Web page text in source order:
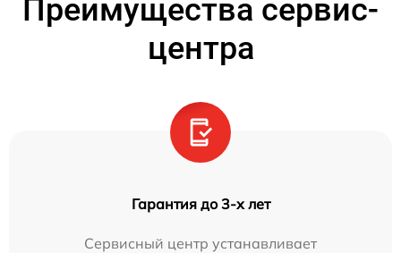
Преимущества сервис-
центра
Гарантия до 3-х лет
Сервисный центр устанавливает